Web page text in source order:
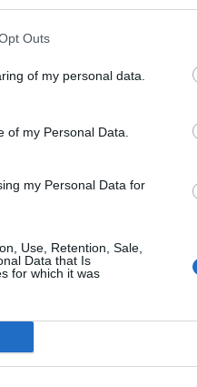
Outs
of my personal data.
of my Personal Data.
my Personal Data for
Use, Retention, Sale,
Data that Is
for which it was